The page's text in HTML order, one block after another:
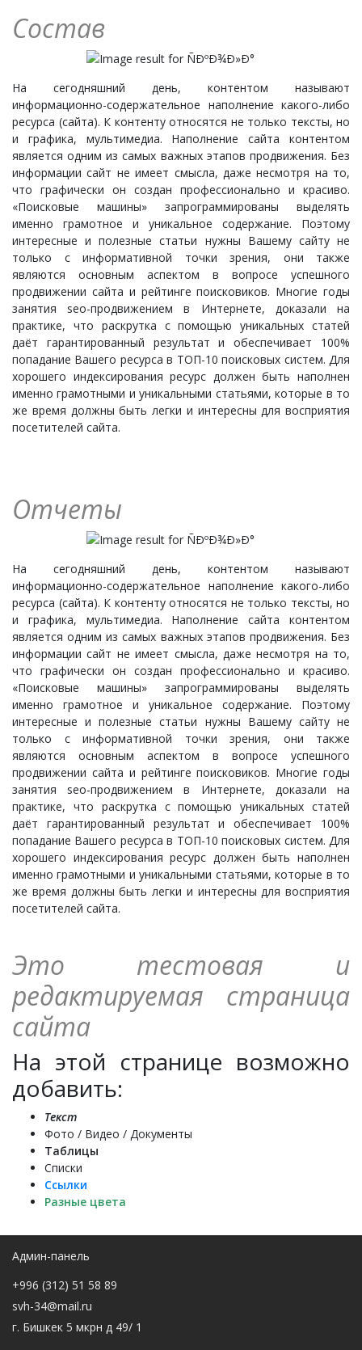
Состав
На сегодняшний день, контентом называют
информационно-содержательное наполнение какого-либо
ресурса (сайта). К контенту относятся не только тексты, но
и графика, мультимедиа. Наполнение сайта контентом
является одним из самых важных этапов продвижения. Без
информации сайт не имеет смысла, даже несмотря на то,
что графически он создан профессионально и красиво.
«Поисковые машины» запрограммированы выделять
именно грамотное и уникальное содержание. Поэтому
интересные и полезные статьи нужны Вашему сайту не
только с информативной точки зрения, они также
являются основным аспектом в вопросе успешного
продвижении сайта и рейтинге поисковиков. Многие годы
занятия seo-продвижением в Интернете, доказали на
практике, что раскрутка с помощью уникальных статей
даёт гарантированный результат и обеспечивает 100%
попадание Вашего ресурса в ТОП-10 поисковых систем. Для
хорошего индексирования ресурс должен быть наполнен
именно грамотными и уникальными статьями, которые в то
же время должны быть легки и интересны для восприятия
посетителей сайта.
Отчеты
На сегодняшний день, контентом называют
информационно-содержательное наполнение какого-либо
ресурса (сайта). К контенту относятся не только тексты, но
и графика, мультимедиа. Наполнение сайта контентом
является одним из самых важных этапов продвижения. Без
информации сайт не имеет смысла, даже несмотря на то,
что графически он создан профессионально и красиво.
«Поисковые машины» запрограммированы выделять
именно грамотное и уникальное содержание. Поэтому
интересные и полезные статьи нужны Вашему сайту не
только с информативной точки зрения, они также
являются основным аспектом в вопросе успешного
продвижении сайта и рейтинге поисковиков. Многие годы
занятия seo-продвижением в Интернете, доказали на
практике, что раскрутка с помощью уникальных статей
даёт гарантированный результат и обеспечивает 100%
попадание Вашего ресурса в ТОП-10 поисковых систем. Для
хорошего индексирования ресурс должен быть наполнен
именно грамотными и уникальными статьями, которые в то
же время должны быть легки и интересны для восприятия
посетителей сайта.
Это тестовая и
редактируемая страница
сайта
На этой странице возможно
добавить:
Текст
Фото / Видео / Документы
Таблицы
Списки
Ссылки
Разные цвета
Админ-панель
+996 (312) 51 58 89
svh-34@mail.ru
г. Бишкек 5 мкрн д 49/ 1